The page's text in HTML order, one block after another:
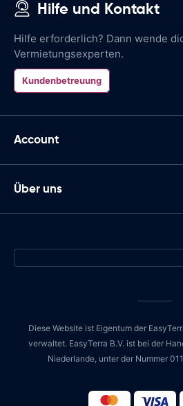
Hilfe und Kontakt
Hilfe erforderlich? Dann wende
Vermietungsexperten.
Kundenbetreuung
Account
Über uns
Diese Website ist Eigentum der
verwaltet. EasyTerra B.V. ist bei der
Niederlande, unter der Nummer